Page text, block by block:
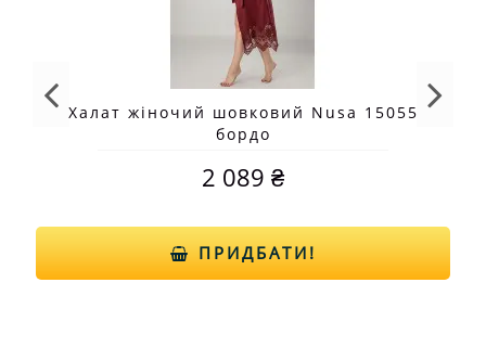
Халат жіночий шовковий Nusa 15055
бордо
2 089 ₴
ПРИДБАТИ!